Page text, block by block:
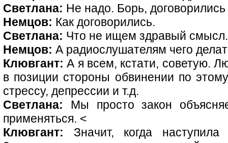
Светлана: Не надо. Борь,
Немцов: Как договорились.
Светлана: Что не ищем здравый смысл.
Немцов: А радиослушателям чего
Клювгант: А я всем, кстати, советую.
в позиции стороны обвинении по
стрессу, депрессии и т.д.
Светлана: Мы просто закон
применяться. <
Клювгант: Значит, когда